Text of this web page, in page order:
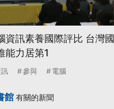
資訊素養國際評比 台灣國
能力居第1
參與 電腦
館 有關的新聞